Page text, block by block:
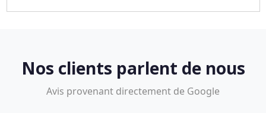
Nos clients parlent de nous
Avis provenant directement de Google